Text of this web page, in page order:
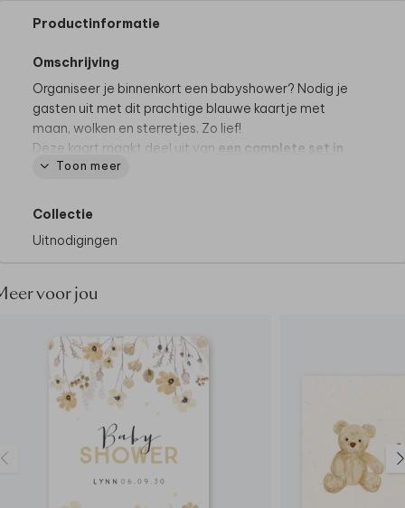
Productinformatie
Omschrijving
Organiseer je binnenkort een babyshower? Nodig je
gasten uit met dit prachtige blauwe kaartje met
maan, wolken en sterretjes. Zo lief!
Deze kaart maakt deel uit van een complete set in
deze stijl.
Toon meer
Collectie
Uitnodigingen
voor jou